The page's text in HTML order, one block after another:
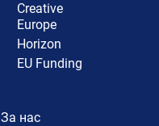
Creative
Europe
Horizon
EU Funding
За нас